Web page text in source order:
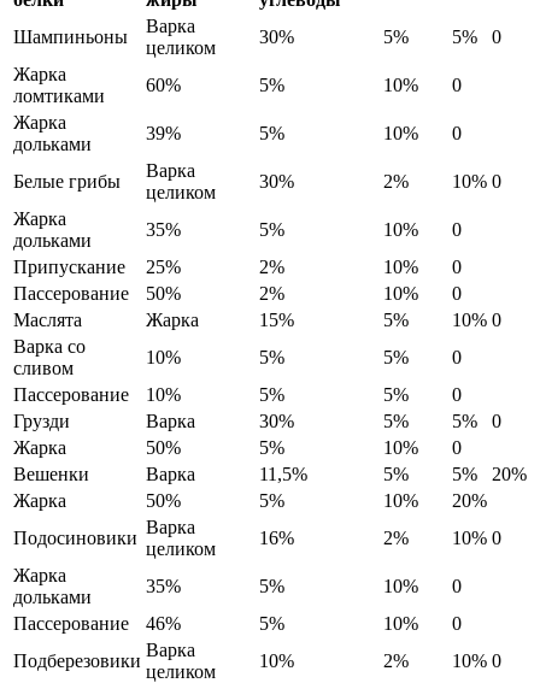
Шампиньоны
Варка
целиком
30% 5% 5%
0
Жарка
ломтиками
60% 5% 10%
0
Жарка
дольками
39% 5% 10% 0
Белые грибы
Варка
целиком
30% 2% 10% 0
Жарка
дольками
35% 5% 10%
0
Припускание
25% 2% 10%
0
Пассерование
50% 2% 10%
0
Маслята
Жарка 15% 5% 10% 0
Варка со
сливом
10% 5% 5%
0
Пассерование
10% 5% 5%
0
Грузди
Варка 30% 5% 5%
0
Жарка
50% 5% 10%
0
Вешенки
Варка 11,5% 5% 5%
20%
Жарка
50% 5% 10%
20%
Подосиновики
Варка
целиком
16% 2% 10% 0
Жарка
дольками
35% 5% 10%
0
Пассерование
46% 5% 10%
0
Подберезовики
Варка
целиком
10% 2% 10% 0